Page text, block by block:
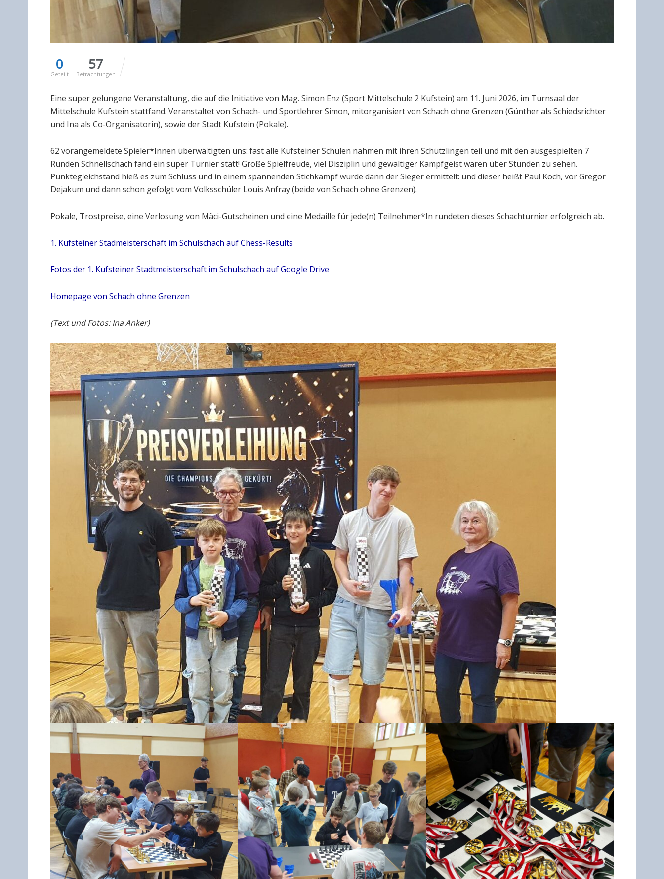
0
Geteilt
57
Betrachtungen
Eine super gelungene Veranstaltung, die auf die Initiative von Mag. Simon Enz (Sport Mittelschule 2 Kufstein) am 11. Juni 2026, im Turnsaal der
Mittelschule Kufstein stattfand. Veranstaltet von Schach- und Sportlehrer Simon, mitorganisiert von Schach ohne Grenzen (Günther als Schiedsrichter
und Ina als Co-Organisatorin), sowie der Stadt Kufstein (Pokale).
62 vorangemeldete Spieler*Innen überwältigten uns: fast alle Kufsteiner Schulen nahmen mit ihren Schützlingen teil und mit den ausgespielten 7
Runden Schnellschach fand ein super Turnier statt! Große Spielfreude, viel Disziplin und gewaltiger Kampfgeist waren über Stunden zu sehen.
Punktegleichstand hieß es zum Schluss und in einem spannenden Stichkampf wurde dann der Sieger ermittelt: und dieser heißt Paul Koch, vor Gregor
Dejakum und dann schon gefolgt vom Volksschüler Louis Anfray (beide von Schach ohne Grenzen).
Pokale, Trostpreise, eine Verlosung von Mäci-Gutscheinen und eine Medaille für jede(n) Teilnehmer*In rundeten dieses Schachturnier erfolgreich ab.
1. Kufsteiner Stadmeisterschaft im Schulschach auf Chess-Results
Fotos der 1. Kufsteiner Stadtmeisterschaft im Schulschach auf Google Drive
Homepage von Schach ohne Grenzen
(Text und Fotos: Ina Anker)